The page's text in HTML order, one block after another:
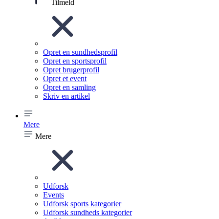
Tilmeld
Opret en sundhedsprofil
Opret en sportsprofil
Opret brugerprofil
Opret et event
Opret en samling
Skriv en artikel
Mere
Mere
Udforsk
Events
Udforsk sports kategorier
Udforsk sundheds kategorier